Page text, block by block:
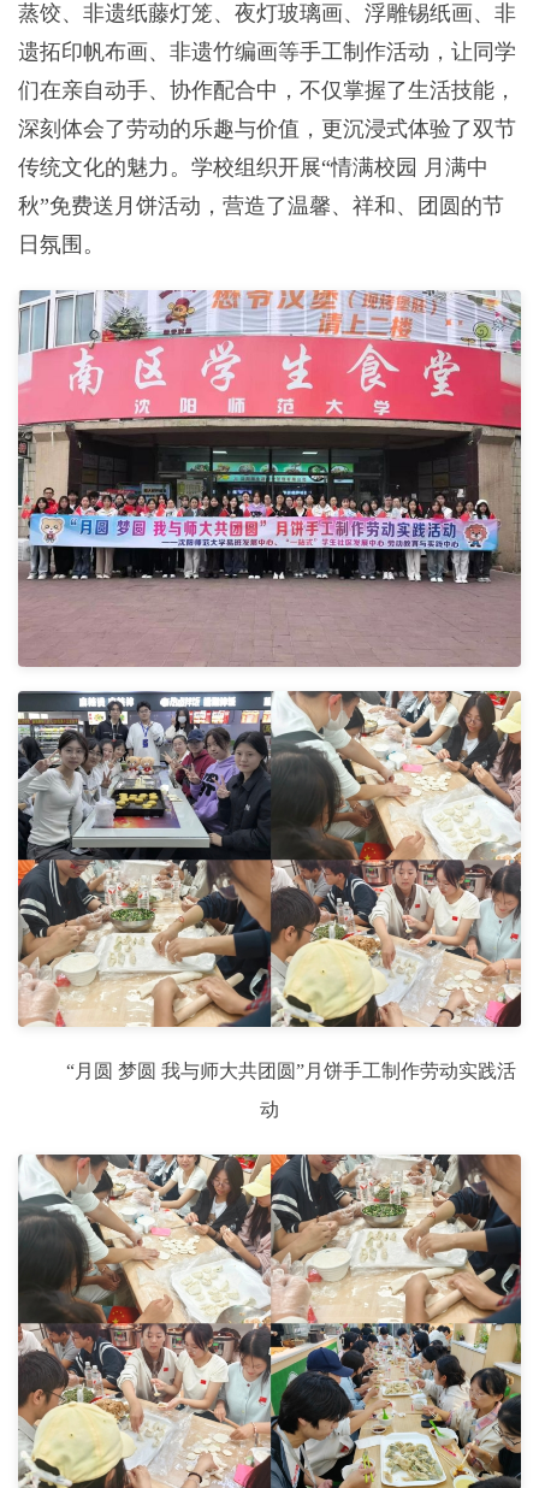
蒸饺、非遗纸藤灯笼、夜灯玻璃画、浮雕锡纸画、非
遗拓印帆布画、非遗竹编画等手工制作活动，让同学
们在亲自动手、协作配合中，不仅掌握了生活技能，
深刻体会了劳动的乐趣与价值，更沉浸式体验了双节
传统文化的魅力。学校组织开展“情满校园 月满中
秋”免费送月饼活动，营造了温馨、祥和、团圆的节
日氛围。
“月圆 梦圆 我与师大共团圆”月饼手工制作劳动实践活
动